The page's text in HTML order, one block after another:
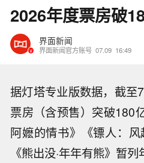
2026年度票房破
界面新闻
界面新闻官方账号 07.09 16:49
据灯塔专业版数据，截
票房（含预售）突破180
阿嬷的情书》《镖人：风
《熊出没·年年有熊》暂列